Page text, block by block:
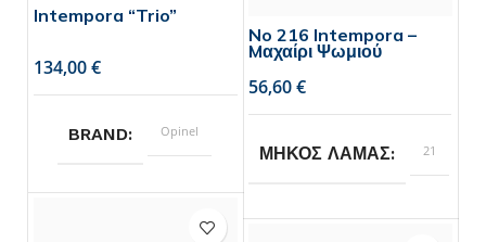
Intempora “Trio”
€
BRAND Opinel
No 216 Intempora –
Mαχαίρι Ψωμιού
€
ΜΗΚΟΣ ΛΑΜΑΣ 21